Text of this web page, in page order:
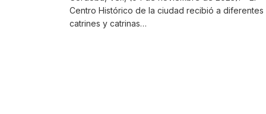
Centro Histórico de la ciudad recibió a diferentes
catrines y catrinas…